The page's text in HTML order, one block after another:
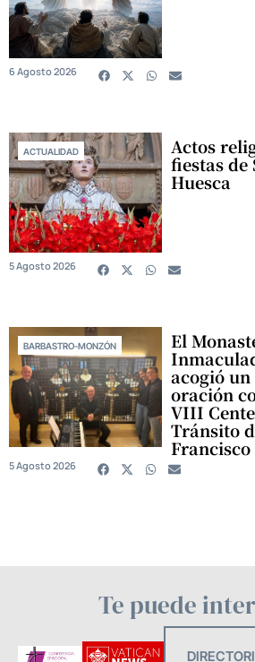
6 Agosto 2026
ACTUALIDAD Actos
fiestas de
Huesca
5 Agosto 2026
BARBASTRO-MONZÓN El
acogió
oración
VIII
Tránsito
Francisco
5 Agosto 2026
Te puede